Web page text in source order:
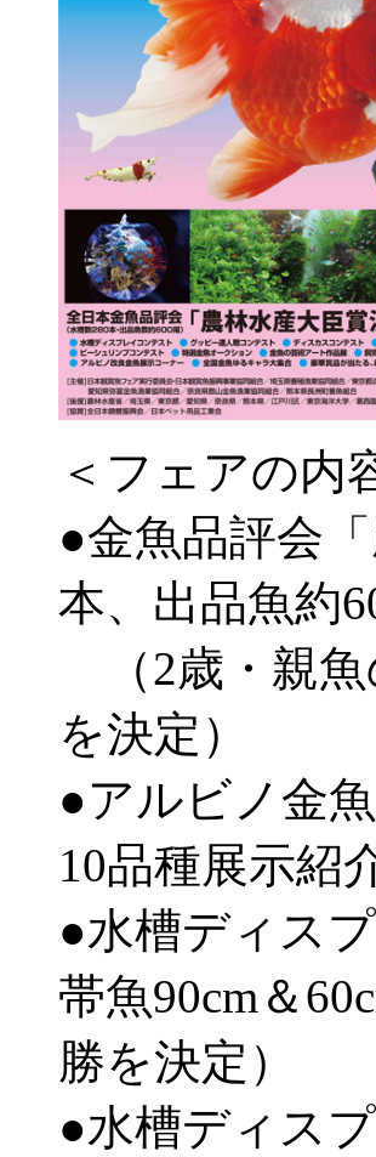
＜フェアの内
●金魚品評会
本、出品魚約
（2歳・親魚
を決定）
●アルビノ金
10品種展示紹
●水槽ディス
帯魚90cm＆
勝を決定）
●水槽ディス